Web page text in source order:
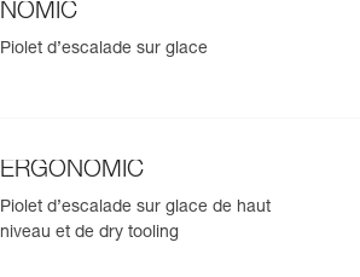
NOMIC
Piolet d’escalade sur glace
ERGONOMIC
Piolet d’escalade sur glace de haut
niveau et de dry tooling